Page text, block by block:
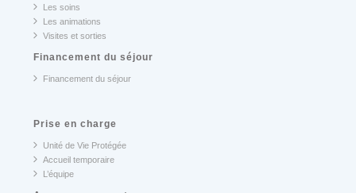
Les soins
Les animations
Visites et sorties
Financement du séjour
Financement du séjour
Prise en charge
Unité de Vie Protégée
Accueil temporaire
L’équipe